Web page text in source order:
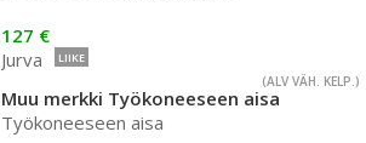
127 €
Jurva
LIIKE
(ALV VÄH. KELP.)
Muu merkki Työkoneeseen aisa
Työkoneeseen aisa